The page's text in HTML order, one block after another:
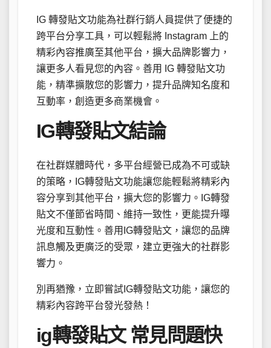
IG 轉發貼文功能為社群行銷人員提供了便捷的
跨平台分享工具，可以輕鬆將 Instagram 上的
精彩內容推廣至其他平台，擴大品牌影響力，
讓更多人看見您的內容。善用 IG 轉發貼文功
能，精準擴散您的影響力，提升品牌知名度和
互動率，創造更多商業機會。
IG轉發貼文結論
在社群媒體時代，多平台經營已成為不可或缺
的策略，IG轉發貼文功能讓您能輕鬆將精彩內
容分享到其他平台，擴大您的影響力。IG轉發
貼文不僅節省時間、維持一致性，更能提升曝
光度和互動性。善用IG轉發貼文，讓您的品牌
訊息觸及更廣泛的受眾，建立更強大的社群影
響力。
別再猶豫，立即嘗試IG轉發貼文功能，讓您的
精彩內容跨平台發光發熱！
ig轉發貼文 常見問題快